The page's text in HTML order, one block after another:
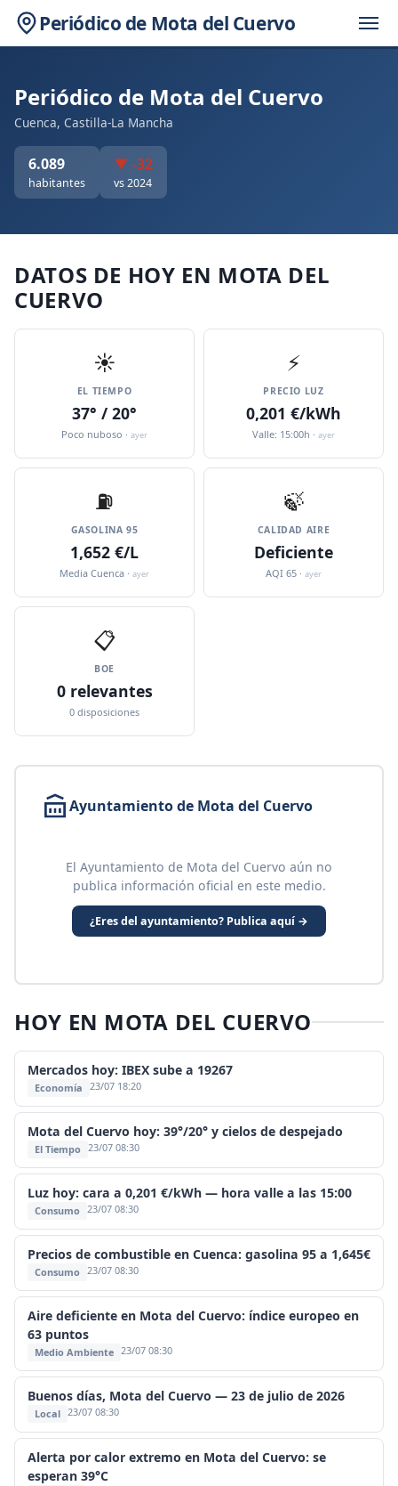
Periódico de Mota del Cuervo
Periódico de Mota del Cuervo
Cuenca, Castilla-La Mancha
6.089
habitantes
▼ -32
vs 2024
DATOS DE HOY EN MOTA DEL
CUERVO
☀️
EL TIEMPO
37° / 20°
Poco nuboso · ayer
⚡
PRECIO LUZ
0,201 €/kWh
Valle: 15:00h · ayer
⛽️
GASOLINA 95
1,652 €/L
Media Cuenca · ayer
🍃
CALIDAD AIRE
Deficiente
AQI 65 · ayer
📋
BOE
0 relevantes
0 disposiciones
Ayuntamiento de Mota del Cuervo
El Ayuntamiento de Mota del Cuervo aún no
publica información oficial en este medio.
¿Eres del ayuntamiento? Publica aquí →
HOY EN MOTA DEL CUERVO
Mercados hoy: IBEX sube a 19267
Economía 23/07 18:20
Mota del Cuervo hoy: 39°/20° y cielos de despejado
El Tiempo 23/07 08:30
Luz hoy: cara a 0,201 €/kWh — hora valle a las 15:00
Consumo 23/07 08:30
Precios de combustible en Cuenca: gasolina 95 a 1,645€
Consumo 23/07 08:30
Aire deficiente en Mota del Cuervo: índice europeo en
63 puntos
Medio Ambiente 23/07 08:30
Buenos días, Mota del Cuervo — 23 de julio de 2026
Local 23/07 08:30
Alerta por calor extremo en Mota del Cuervo: se
esperan 39°C